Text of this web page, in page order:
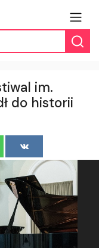
im.
do historii